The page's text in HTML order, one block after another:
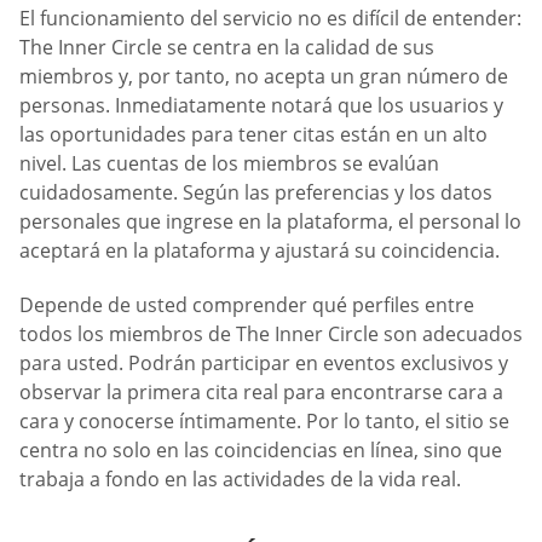
El funcionamiento del servicio no es difícil de entender:
The Inner Circle se centra en la calidad de sus
miembros y, por tanto, no acepta un gran número de
personas. Inmediatamente notará que los usuarios y
las oportunidades para tener citas están en un alto
nivel. Las cuentas de los miembros se evalúan
cuidadosamente. Según las preferencias y los datos
personales que ingrese en la plataforma, el personal lo
aceptará en la plataforma y ajustará su coincidencia.
Depende de usted comprender qué perfiles entre
todos los miembros de The Inner Circle son adecuados
para usted. Podrán participar en eventos exclusivos y
observar la primera cita real para encontrarse cara a
cara y conocerse íntimamente. Por lo tanto, el sitio se
centra no solo en las coincidencias en línea, sino que
trabaja a fondo en las actividades de la vida real.